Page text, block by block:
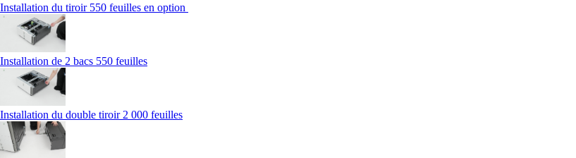
Installation du tiroir 550 feuilles en option
Installation de 2 bacs 550 feuilles
Installation du double tiroir 2 000 feuilles